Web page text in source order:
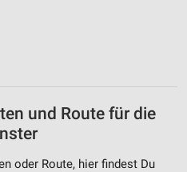
und Route für die
oder Route, hier findest Du